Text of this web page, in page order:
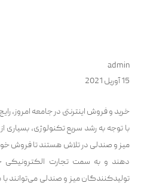
admin
15 آوریل 2021
خرید و فروش اینترنتی در جامعه امروز،
با توجه به رشد سریع تکنولوژی،
میز و صندلی در تلاش‌ هستند تا فروش خود
دهند و به سمت تجارت الکترونیکی
تولیدکنندگان میز و صندلی می‌توانند